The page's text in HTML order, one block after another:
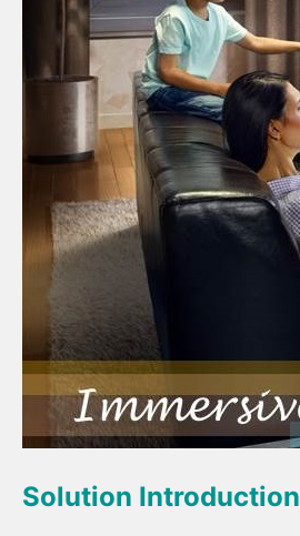
Solution Introduction